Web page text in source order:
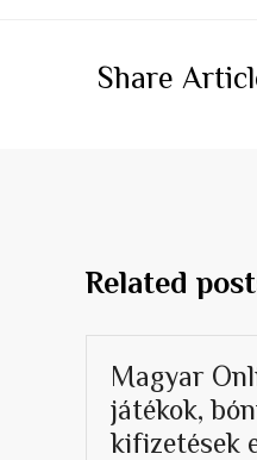
Share
Related
Magyar
játékok,
kifizetések